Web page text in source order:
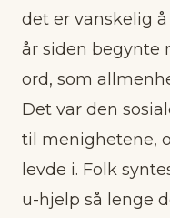
det er vanskelig
år siden begynte
ord, som
Det var den
til menighetene,
levde i. Folk
u-hjelp så lenge